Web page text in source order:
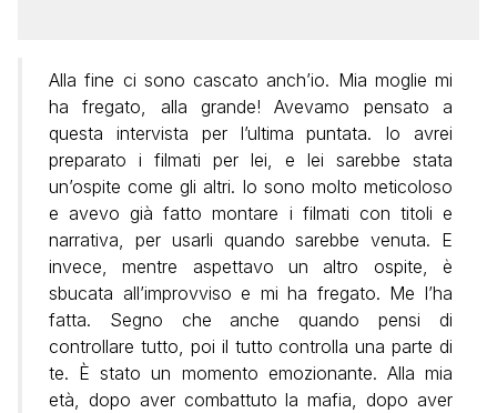
Alla fine ci sono cascato anch’io. Mia moglie mi
ha fregato, alla grande! Avevamo pensato a
questa intervista per l’ultima puntata. Io avrei
preparato i filmati per lei, e lei sarebbe stata
un’ospite come gli altri. Io sono molto meticoloso
e avevo già fatto montare i filmati con titoli e
narrativa, per usarli quando sarebbe venuta. E
invece, mentre aspettavo un altro ospite, è
sbucata all’improvviso e mi ha fregato. Me l’ha
fatta. Segno che anche quando pensi di
controllare tutto, poi il tutto controlla una parte di
te. È stato un momento emozionante. Alla mia
età, dopo aver combattuto la mafia, dopo aver